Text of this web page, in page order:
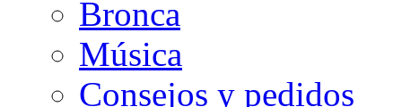
Bronca
Música
Consejos y pedidos